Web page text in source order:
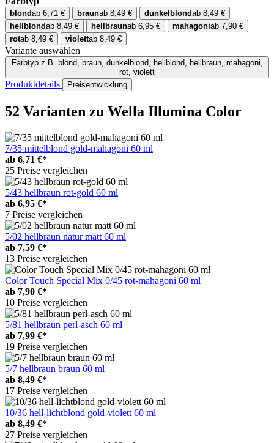
blondab 6,71 € braunab 8,49 € dunkelblondab 8,49 €
hellblondab 8,49 € hellbraunab 6,95 € mahagoniab 7,90 €
rotab 8,49 € violettab 8,49 €
Variante auswählen
Farbtypz.B. blond, braun, dunkelblond, hellblond, hellbraun, mahagoni,
rot, violett
Produktdetails Preisentwicklung
52 Varianten zu Wella Illumina Color
7/35 mittelblond gold-mahagoni 60 ml
ab 6,71 €*
25 Preise vergleichen
5/43 hellbraun rot-gold 60 ml
ab 6,95 €*
7 Preise vergleichen
5/02 hellbraun natur matt 60 ml
ab 7,59 €*
13 Preise vergleichen
Color Touch Special Mix 0/45 rot-mahagoni 60 ml
ab 7,90 €*
10 Preise vergleichen
5/81 hellbraun perl-asch 60 ml
ab 7,99 €*
19 Preise vergleichen
5/7 hellbraun braun 60 ml
ab 8,49 €*
17 Preise vergleichen
10/36 hell-lichtblond gold-violett 60 ml
ab 8,49 €*
27 Preise vergleichen